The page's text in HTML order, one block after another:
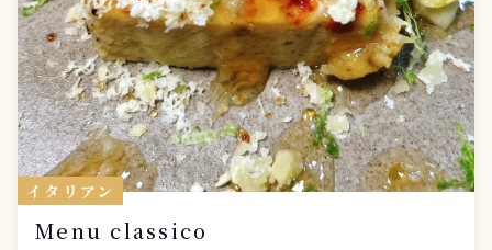
イタリアン
Menu classico